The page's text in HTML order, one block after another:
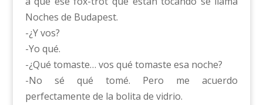
Noches de Budapest.
-¿Y vos?
-Yo qué.
-¿Qué tomaste… vos qué tomaste esa noche?
-No sé qué tomé. Pero me acuerdo
perfectamente de la bolita de vidrio.